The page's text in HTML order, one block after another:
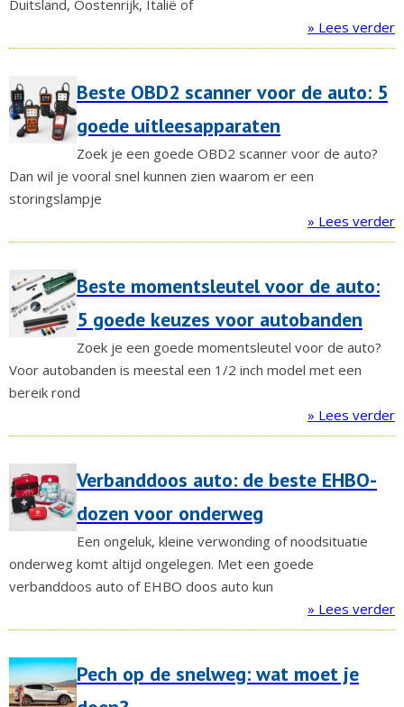
Duitsland, Oostenrijk, Italië of
» Lees verder
Beste OBD2 scanner voor de auto: 5
goede uitleesapparaten
Zoek je een goede OBD2 scanner voor de auto?
Dan wil je vooral snel kunnen zien waarom er een
storingslampje
» Lees verder
Beste momentsleutel voor de auto:
5 goede keuzes voor autobanden
Zoek je een goede momentsleutel voor de auto?
Voor autobanden is meestal een 1/2 inch model met een
bereik rond
» Lees verder
Verbanddoos auto: de beste EHBO-
dozen voor onderweg
Een ongeluk, kleine verwonding of noodsituatie
onderweg komt altijd ongelegen. Met een goede
verbanddoos auto of EHBO doos auto kun
» Lees verder
Pech op de snelweg: wat moet je